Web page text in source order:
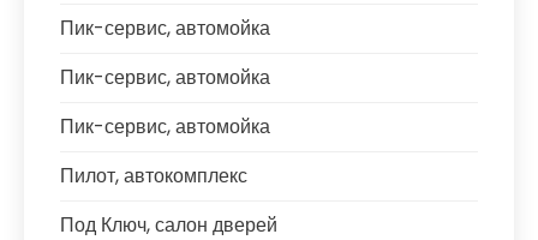
Пик-сервис, автомойка
Пик-сервис, автомойка
Пик-сервис, автомойка
Пилот, автокомплекс
Под Ключ, салон дверей